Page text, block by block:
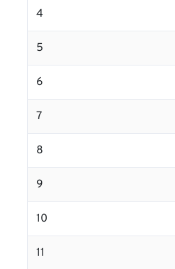
4
5
6
7
8
9
10
11